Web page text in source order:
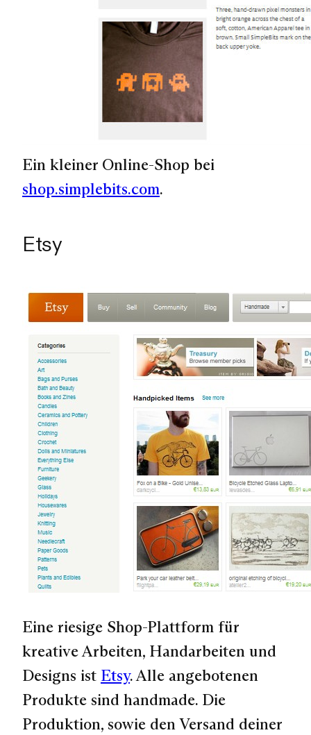
Ein kleiner Online-Shop bei
shop.simplebits.com.
Etsy
Eine riesige Shop-Plattform für
kreative Arbeiten, Handarbeiten und
Designs ist Etsy. Alle angebotenen
Produkte sind handmade. Die
Produktion, sowie den Versand deiner